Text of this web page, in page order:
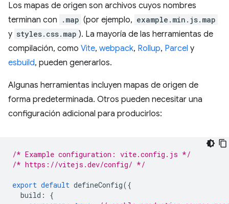
Los mapas de origen son archivos cuyos nombres
terminan con
.map (por ejemplo, example.min.js.map
y styles.css.map ). La mayoría de las herramientas de
compilación, como Vite, webpack, Rollup, Parcel y
esbuild, pueden generarlos.
Algunas herramientas incluyen mapas de origen de
forma predeterminada. Otros pueden necesitar una
configuración adicional para producirlos:
/* Example configuration: vite.config.js */
/* https://vitejs.dev/config/ */
export default defineConfig({
build :
{